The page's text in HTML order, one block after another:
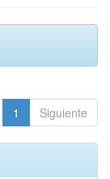
1 Siguiente